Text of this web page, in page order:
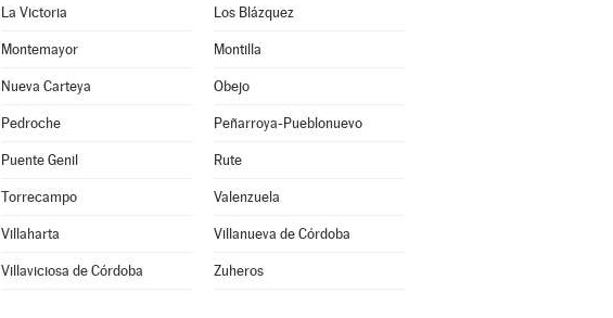
La Victoria Los Blázquez
Montemayor Montilla
Nueva Carteya Obejo
Pedroche Peñarroya-Pueblonuevo
Puente Genil Rute
Torrecampo Valenzuela
Villaharta Villanueva de Córdoba
Villaviciosa de Córdoba Zuheros